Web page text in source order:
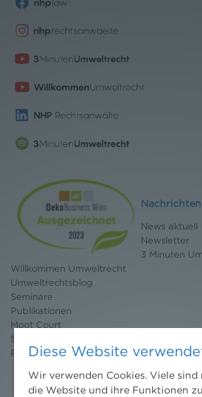
Nachrichten
News aktuell
Newsletter
3 Minuten
Willkommen Umweltrecht
Umweltrechtsblog
Seminare
Publikationen
Moot Court
Stipendium
Pressebereich
Diese Website
Wir verwenden Cookies. Viele
die Website und ihre Funktionen